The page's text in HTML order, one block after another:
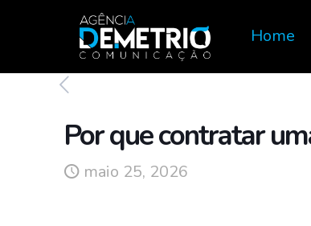
Home
Por que contratar
maio 25, 2026